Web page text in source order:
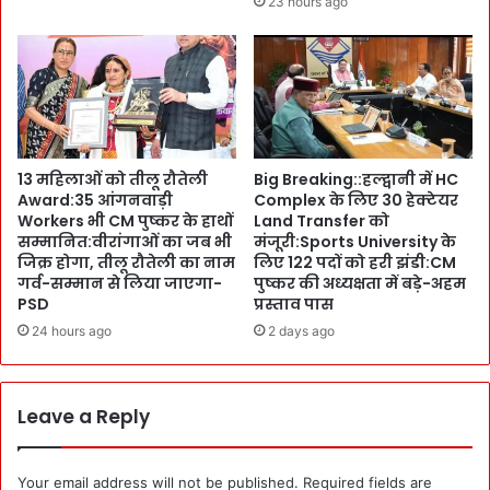
हुं
चे
M
पु
ष्क
र
की
अ
गु
वा
ई
में
उ
म
हु
म
र
13 महिलाओं को तीलू रौतेली
Award:35 आंगनवाड़ी
Workers भी CM पुष्कर के हाथों
सम्मानित:वीरांगाओं का जब भी
जिक्र होगा, तीलू रौतेली का नाम
गर्व-सम्मान से लिया जाएगा-
PSD
24 hours ago
Big Breaking::हल्द्वानी में HC
Complex के लिए 30 हेक्टेयर
Land Transfer को
मंजूरी:Sports University के
लिए 122 पदों को हरी झंडी:CM
पुष्कर की अध्यक्षता में बड़े-अहम
प्रस्ताव पास
2 days ago
Leave a Reply
Your email address will not be published. Required fields are